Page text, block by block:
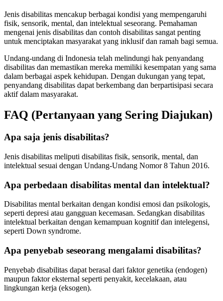
Jenis disabilitas mencakup berbagai kondisi yang mempengaruhi
fisik, sensorik, mental, dan intelektual seseorang. Pemahaman
mengenai jenis disabilitas dan contoh disabilitas sangat penting
untuk menciptakan masyarakat yang inklusif dan ramah bagi semua.
Undang-undang di Indonesia telah melindungi hak penyandang
disabilitas dan memastikan mereka memiliki kesempatan yang sama
dalam berbagai aspek kehidupan. Dengan dukungan yang tepat,
penyandang disabilitas dapat berkembang dan berpartisipasi secara
aktif dalam masyarakat.
FAQ (Pertanyaan yang Sering Diajukan)
Apa saja jenis disabilitas?
Jenis disabilitas meliputi disabilitas fisik, sensorik, mental, dan
intelektual sesuai dengan Undang-Undang Nomor 8 Tahun 2016.
Apa perbedaan disabilitas mental dan intelektual?
Disabilitas mental berkaitan dengan kondisi emosi dan psikologis,
seperti depresi atau gangguan kecemasan. Sedangkan disabilitas
intelektual berkaitan dengan kemampuan kognitif dan intelegensi,
seperti Down syndrome.
Apa penyebab seseorang mengalami disabilitas?
Penyebab disabilitas dapat berasal dari faktor genetika (endogen)
maupun faktor eksternal seperti penyakit, kecelakaan, atau
lingkungan kerja (eksogen).